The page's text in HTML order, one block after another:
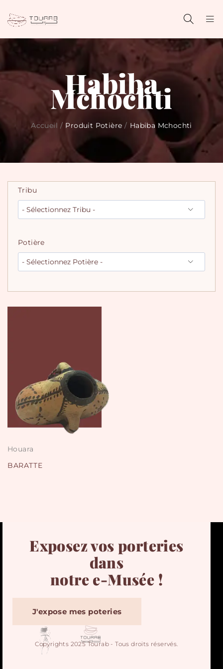
Habiba
Mchochti
Accueil / Produit Potière / Habiba Mchochti
Tribu
Potière
Houara
BARATTE
Exposez vos porteries
dans
notre e-Musée !
J'expose mes poteries
Copyrights 2025 Tourab - Tous droits réservés.